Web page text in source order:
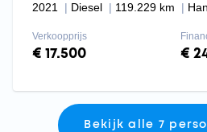
2021 Diesel 119.229 km
Verkoopprijs
€ 17.500 €
Bekijk alle 7